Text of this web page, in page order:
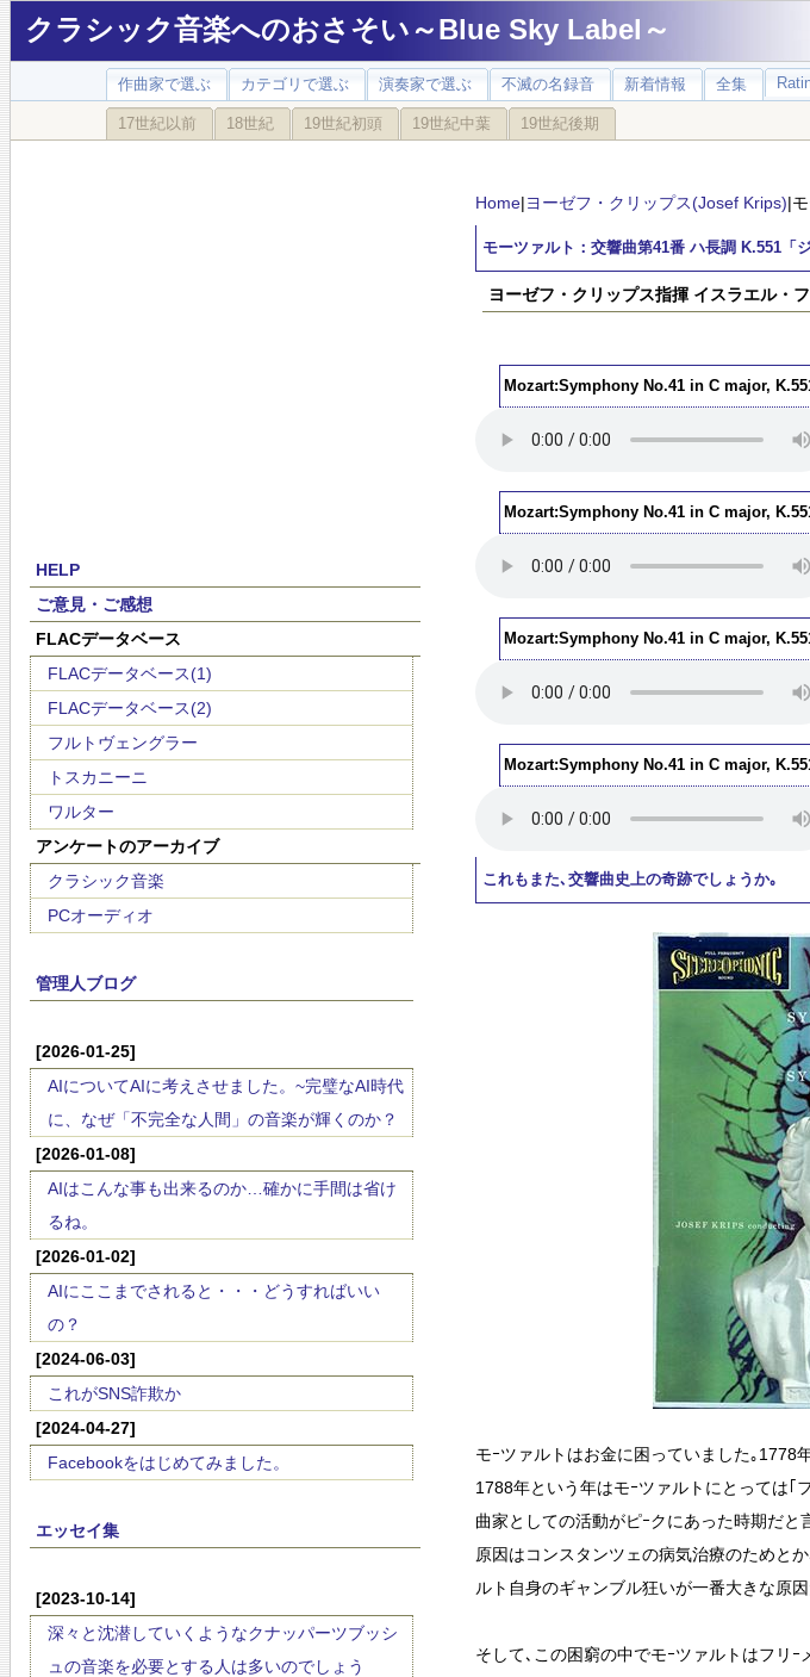
クラシック音楽へのおさそい～Blue Sky Label～
作曲家で選ぶ カテゴリで選ぶ 演奏家で選ぶ 不滅の名録音 新着情報 全集
17世紀以前 18世紀 19世紀初頭 19世紀中葉 19世紀後期
HELP
ご意見・ご感想
FLACデータベース
FLACデータベース(1)
FLACデータベース(2)
フルトヴェングラー
トスカニーニ
ワルター
アンケートのアーカイブ
クラシック音楽
PCオーディオ
管理人ブログ
[2026-01-25]
AIについてAIに考えさせました。~完璧なAI時代
に、なぜ「不完全な人間」の音楽が輝くのか？
[2026-01-08]
AIはこんな事も出来るのか…確かに手間は省け
るね。
[2026-01-02]
AIにここまでされると・・・どうすればいい
の？
[2024-06-03]
これがSNS詐欺か
[2024-04-27]
Facebookをはじめてみました。
エッセイ集
[2023-10-14]
深々と沈潜していくようなクナッパーツブッシ
ュの音楽を必要とする人は多いのでしょう
Home|ヨーゼフ・クリップス(Josef Krips)|
モーツァルト：交響曲第41番 ハ長調 K.551「ジ
ヨーゼフ・クリップス指揮 イスラエル・
Mozart:Symphony No.41 in C major,
Mozart:Symphony No.41 in C major,
Mozart:Symphony No.41 in C major,
Mozart:Symphony No.41 in C major,
これもまた､交響曲史上の奇跡でしょうか｡
モｰツァルトはお金に困っていました｡1778
1788年という年はモｰツァルトにとっては｢
曲家としての活動がピｰクにあった時期だ
原因はコンスタンツェの病気治療のためと
ルト自身のギャンブル狂いが一番大きな原
そして､この困窮の中でモｰツァルトはフリ